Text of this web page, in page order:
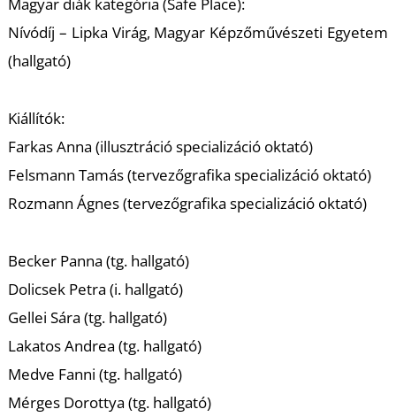
Nívódíj – Lipka Virág, Magyar Képzőművészeti Egyetem
(hallgató)
Kiállítók:
Farkas Anna (illusztráció specializáció oktató)
Felsmann Tamás (tervezőgrafika specializáció oktató)
Rozmann Ágnes (tervezőgrafika specializáció oktató)
Becker Panna (tg. hallgató)
Dolicsek Petra (i. hallgató)
Gellei Sára (tg. hallgató)
Lakatos Andrea (tg. hallgató)
Medve Fanni (tg. hallgató)
Mérges Dorottya (tg. hallgató)